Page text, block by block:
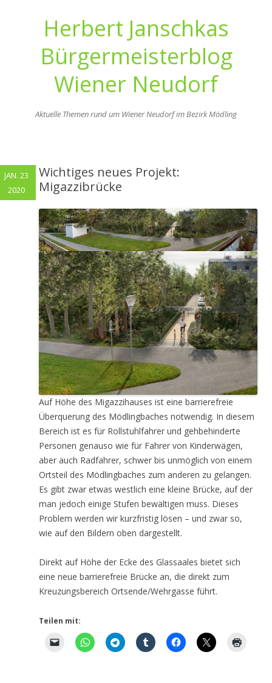
Herbert Janschkas
Bürgermeisterblog
Wiener Neudorf
Aktuelle Themen rund um Wiener Neudorf im Bezirk Mödling
Wichtiges neues Projekt:
Migazzibrücke
Auf Höhe des Migazzihauses ist eine barrierefreie
Überquerung des Mödlingbaches notwendig. In diesem
Bereich ist es für Rollstuhlfahrer und gehbehinderte
Personen genauso wie für Fahrer von Kinderwägen,
aber auch Radfahrer, schwer bis unmöglich von einem
Ortsteil des Mödlingbaches zum anderen zu gelangen.
Es gibt zwar etwas westlich eine kleine Brücke, auf der
man jedoch einige Stufen bewältigen muss. Dieses
Problem werden wir kurzfristig lösen – und zwar so,
wie auf den Bildern oben dargestellt.
Direkt auf Höhe der Ecke des Glassaales bietet sich
eine neue barrierefreie Brücke an, die direkt zum
Kreuzungsbereich Ortsende/Wehrgasse führt.
Teilen mit:
JAN. 23
2020